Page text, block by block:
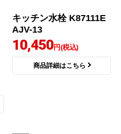
キッチン水栓 K87111E
AJV-13
10,450円(税込)
商品詳細はこちら